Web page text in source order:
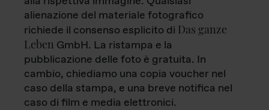
alienazione del materiale fotografico
richiede il consenso esplicito di Das ganze
Leben GmbH. La ristampa e la
pubblicazione delle foto è gratuita. In
cambio, chiediamo una copia voucher nel
caso della stampa, e una breve notifica nel
caso di film e media elettronici.